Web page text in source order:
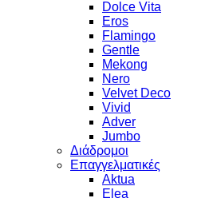
Dolce Vita
Eros
Flamingo
Gentle
Mekong
Nero
Velvet Deco
Vivid
Adver
Jumbo
Διάδρομοι
Επαγγελματικές
Aktua
Elea